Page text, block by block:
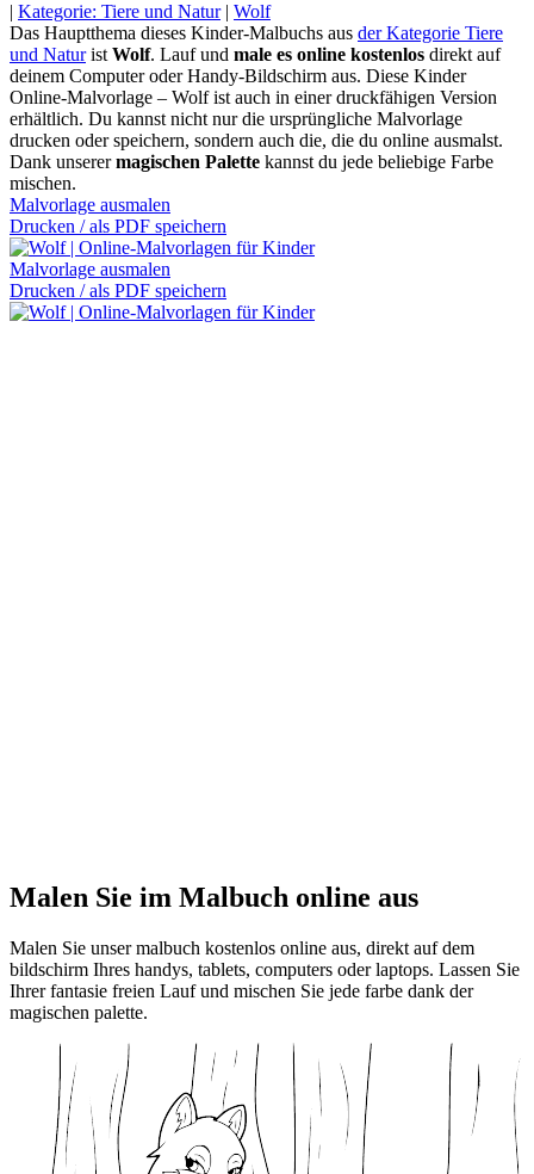
| Kategorie: Tiere und Natur| Wolf
Das Hauptthema dieses Kinder-Malbuchs aus der Kategorie Tiere
und NaturistWolf. Lauf und male es online kostenlos direkt auf
deinem Computer oder Handy-Bildschirm aus. Diese Kinder
Online-Malvorlage – Wolf ist auch in einer druckfähigen Version
erhältlich. Du kannst nicht nur die ursprüngliche Malvorlage
drucken oder speichern, sondern auch die, die du online ausmalst.
Dank unserermagischen Palette kannst du jede beliebige Farbe
mischen.
Malvorlage ausmalen
Drucken / als PDF speichern
Malvorlage ausmalen
Drucken / als PDF speichern
Malen Sie im Malbuch online aus
Malen Sie unser malbuch kostenlos online aus, direkt auf dem
bildschirm Ihres handys, tablets, computers oder laptops. Lassen Sie
Ihrer fantasie freien Lauf und mischen Sie jede farbe dank der
magischen palette.